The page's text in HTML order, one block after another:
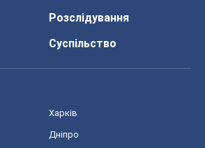
Розслідування
Суспільство
Харків
Дніпро